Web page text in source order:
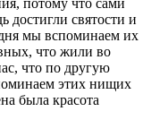
достигли святости и
мы вспоминаем их
что жили во
что по другую
этих нищих
была красота